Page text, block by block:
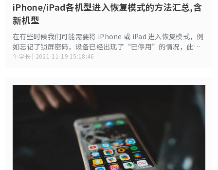
iPhone/iPad各机型进入恢复模式的方法汇总,含
新机型
在有些时候我们可能需要将 iPhone 或 iPad 进入恢复模式，例
如忘记了锁屏密码，设备已经出现了“已停用”的情况，此时
是无法直接连接上电脑进行刷机抹掉密码的，需要用户手动将
因此小编对各个机型进入恢复模式的方法进行了一次整理总
结，希望能在有需要时帮助到大家。
牛学长 | 2021-11-19 15:18:46